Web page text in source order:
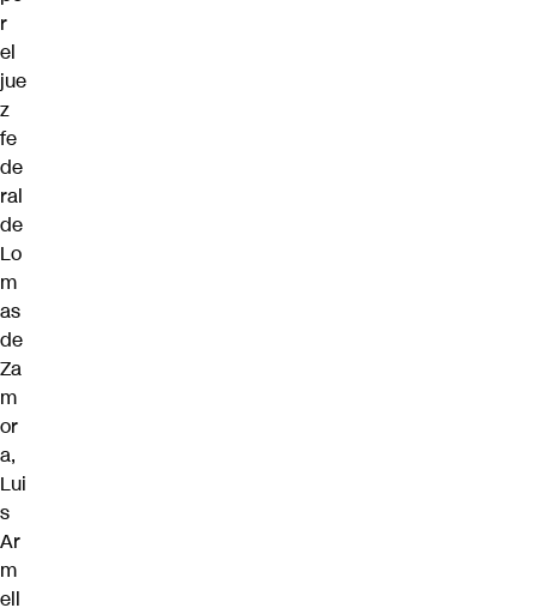
r
el
jue
z
fe
de
ral
de
Lo
m
as
de
Za
m
or
a,
Lui
s
Ar
m
ell